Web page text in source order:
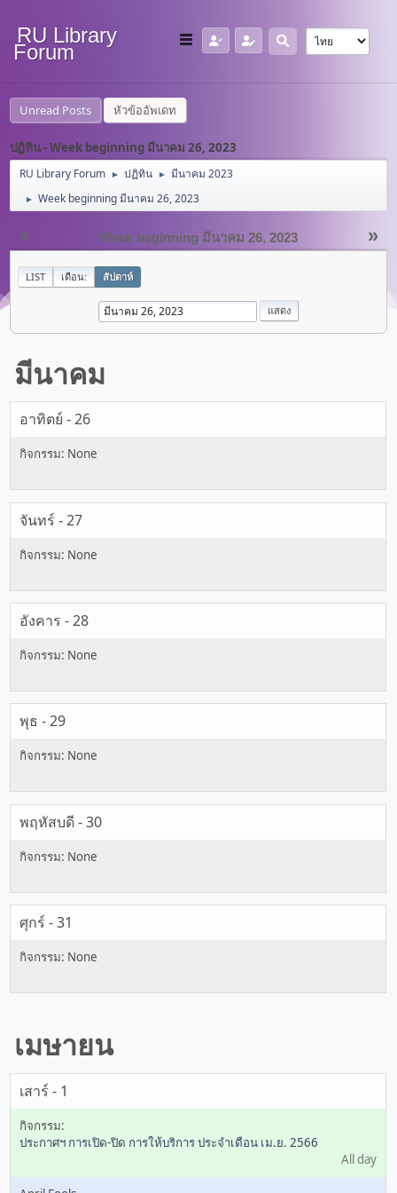
RU Library
Forum
Unread Posts หัวข้ออัพเดท
ปฏิทิน - Week beginning มีนาคม 26, 2023
RU Library Forum ► ปฏิทิน ► มีนาคม 2023
► Week beginning มีนาคม 26, 2023
« »
Week beginning มีนาคม 26, 2023
LIST เดือน: สัปดาห์
มีนาคม
อาทิตย์ - 26
จันทร์ - 27
อังคาร - 28
พุธ - 29
พฤหัสบดี - 30
ศุกร์ - 31
เมษายน
เสาร์ - 1
ประกาศฯ การเปิด-ปิด การให้บริการ ประจำเดือน เม.ย. 2566
All day